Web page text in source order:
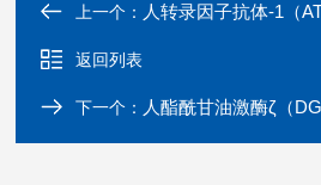
上一个： 人转录因子抗体-1（
返回列表
下一个： 人酯酰甘油激酶ζ（